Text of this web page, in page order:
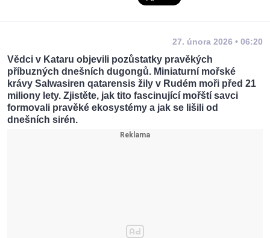
27. února 2026 • 06:20
Vědci v Kataru objevili pozůstatky pravěkých
příbuzných dnešních dugongů. Miniaturní mořské
krávy Salwasiren qatarensis žily v Rudém moři před 21
miliony lety. Zjistěte, jak tito fascinující mořští savci
formovali pravěké ekosystémy a jak se lišili od
dnešních sirén.